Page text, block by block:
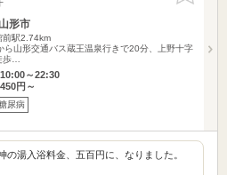
形市
前駅2.74km
ら山形交通バス蔵王温泉行きで20分、上野十字
歩…
～22:30
円～
尿病
の湯入浴料金、五百円に、なりました。